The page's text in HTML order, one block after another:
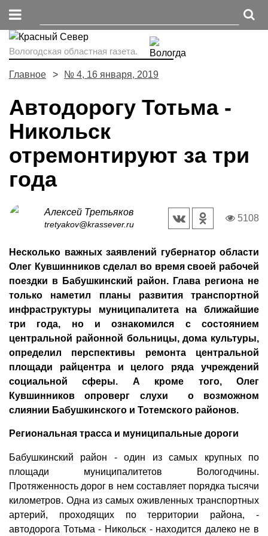
Вологодская областная газета.
Главное № 4, 16 января, 2019
Автодорогу Тотьма -
Никольск
отремонтируют за три
года
Алексей Третьяков
tretyakov@krassever.ru
5108
Несколько важных заявлений губернатор области
Олег Кувшинников сделал во время своей рабочей
поездки в Бабушкинский район. Глава региона не
только наметил планы развития транспортной
инфраструктуры муниципалитета на ближайшие
три года, но и ознакомился с состоянием
центральной районной больницы, дома культуры,
определил перспективы ремонта центральной
площади райцентра и целого ряда учреждений
социальной сферы. А кроме того, Олег
Кувшинников опроверг слухи о возможном
слиянии Бабушкинского и Тотемского районов.
Региональная трасса и муниципальные дороги
Бабушкинский район - один из самых крупных по
площади муниципалитетов Вологодчины.
Протяженность дорог в нем составляет порядка тысячи
километров. Одна из самых оживленных транспортных
артерий, проходящих по территории района, -
автодорога Тотьма - Никольск - находится далеко не в